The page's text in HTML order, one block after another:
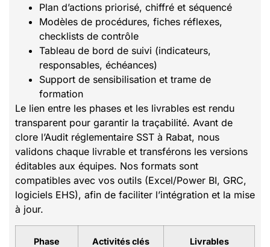
Plan d’actions priorisé, chiffré et séquencé
Modèles de procédures, fiches réflexes,
checklists de contrôle
Tableau de bord de suivi (indicateurs,
responsables, échéances)
Support de sensibilisation et trame de
formation
Le lien entre les phases et les livrables est rendu
transparent pour garantir la traçabilité. Avant de
clore l’Audit réglementaire SST à Rabat, nous
validons chaque livrable et transférons les versions
éditables aux équipes. Nos formats sont
compatibles avec vos outils (Excel/Power BI, GRC,
logiciels EHS), afin de faciliter l’intégration et la mise
à jour.
Phase Activités clés Livrables